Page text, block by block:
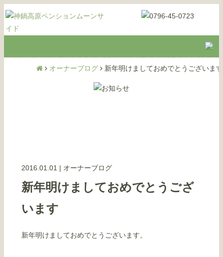
オーナーブログ 新年明けましておめでとうございます
2016.01.01 | オーナーブログ
新年明けましておめでとうござ
います
新年明けましておめでとうございます。